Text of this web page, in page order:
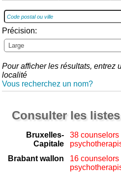
Précision:
Pour afficher les résultats, entrez
localité
Vous recherchez un nom?
Consulter les
Bruxelles-
Capitale
38 counselors
Brabant wallon
16 counselors